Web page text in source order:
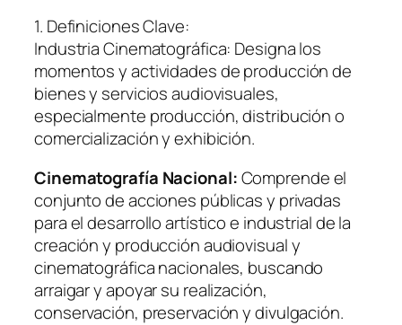
1. Definiciones Clave:
Industria Cinematográfica: Designa los
momentos y actividades de producción de
bienes y servicios audiovisuales,
especialmente producción, distribución o
comercialización y exhibición.
Cinematografía Nacional:Comprende el
conjunto de acciones públicas y privadas
para el desarrollo artístico e industrial de la
creación y producción audiovisual y
cinematográfica nacionales, buscando
arraigar y apoyar su realización,
conservación, preservación y divulgación.